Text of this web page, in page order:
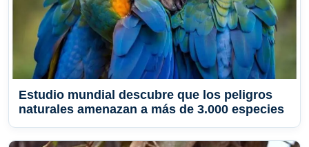
Estudio mundial descubre que los peligros
naturales amenazan a más de 3.000 especies